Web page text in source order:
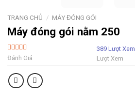
TRANG CHỦ / MÁY ĐÓNG GÓI
Máy đóng gói nằm 250
5 Sao
Đánh Giá
389 Lượt Xem
Lượt Xem